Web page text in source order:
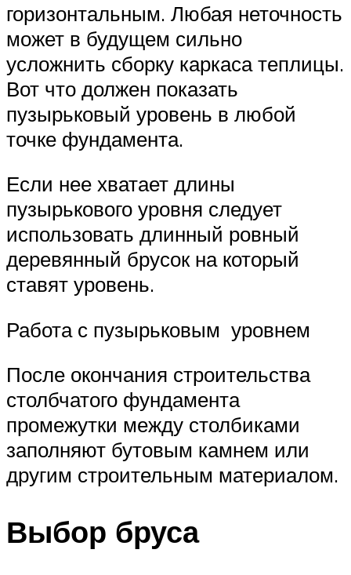
горизонтальным. Любая неточность
может в будущем сильно
усложнить сборку каркаса теплицы.
Вот что должен показать
пузырьковый уровень в любой
точке фундамента.
Если нее хватает длины
пузырькового уровня следует
использовать длинный ровный
деревянный брусок на который
ставят уровень.
Работа с пузырьковым уровнем
После окончания строительства
столбчатого фундамента
промежутки между столбиками
заполняют бутовым камнем или
другим строительным материалом.
Выбор бруса